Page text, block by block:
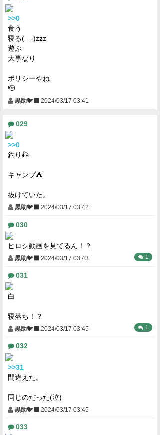
>>0
食う
寝る(-_-)zzz
遊ぶ
大事なり
ポリシーやね
🫡
黒助🐦‍⬛ 2024/03/17 03:41
029
>>0
釣り🎣
キャンプ⛺
抜けていた。
黒助🐦‍⬛ 2024/03/17 03:42
030
ヒロシ動画を見てるん！？
黒助🐦‍⬛ 2024/03/17 03:43 1
031
白
寝落ち！？
黒助🐦‍⬛ 2024/03/17 03:45 1
032
>>31
間違えた。
同じのだった(泣)
黒助🐦‍⬛ 2024/03/17 03:45
033